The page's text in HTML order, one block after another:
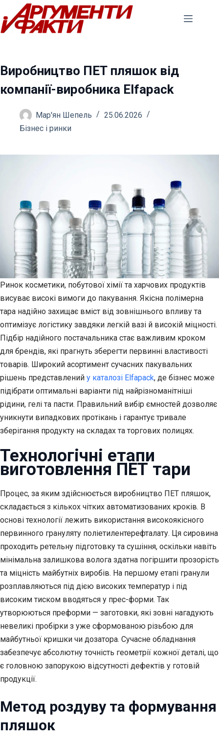
Перейти
до
вмісту
Виробництво ПЕТ пляшок від
компанії-виробника Elfapack
Мар'ян Шепель
25.06.2026
Бізнес і ринки
Ринок косметики, побутової хімії та харчових продуктів
висуває високі вимоги до пакування. Якісна полімерна
тара надійно захищає вміст від зовнішнього впливу та
оптимізує логістику завдяки легкій вазі й високій міцності.
Підбір надійного постачальника стає важливим кроком
для брендів, які прагнуть зберегти первинні властивості
товарів. Широкий асортимент сучасних пакувальних
рішень представлений у каталозі Elfapack, де бізнес може
підібрати оптимальні варіанти під найрізноманітніші
рідини, гелі та пасти. Правильний вибір ємностей дозволяє
уникнути випадкових протікань і гарантує тривале
зберігання продукту на складах та торгових полицях.
Технологічні етапи
виготовлення ПЕТ тари
Процес, за яким здійснюється виробництво ПЕТ пляшок,
складається з кількох чітких автоматизованих кроків. В
основі технології лежить використання високоякісного
первинного грануляту поліетилентерефталату. Ця сировина
проходить ретельну підготовку та сушіння, оскільки навіть
мінімальна залишкова волога здатна погіршити прозорість
та міцність майбутніх виробів. На першому етапі гранули
розплавляються під дією високих температур і під
високим тиском вводяться у прес-форми. Так
утворюються преформи — заготовки, які зовні нагадують
невеликі пробірки з уже сформованою різьбою для
майбутньої кришки чи дозатора. Сучасне обладнання
забезпечує абсолютну точність геометрії кожної деталі, що
є головною запорукою відсутності дефектів у готовій
продукції.
Метод роздуву та формування
пляшок